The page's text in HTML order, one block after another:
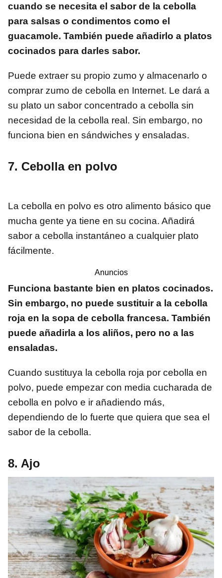
cuando se necesita el sabor de la cebolla
para salsas o condimentos como el
guacamole. También puede añadirlo a platos
cocinados para darles sabor.
Puede extraer su propio zumo y almacenarlo o
comprar zumo de cebolla en Internet. Le dará a
su plato un sabor concentrado a cebolla sin
necesidad de la cebolla real. Sin embargo, no
funciona bien en sándwiches y ensaladas.
7. Cebolla en polvo
La cebolla en polvo es otro alimento básico que
mucha gente ya tiene en su cocina. Añadirá
sabor a cebolla instantáneo a cualquier plato
fácilmente.
Anuncios
Funciona bastante bien en platos cocinados.
Sin embargo, no puede sustituir a la cebolla
roja en la sopa de cebolla francesa. También
puede añadirla a los aliños, pero no a las
ensaladas.
Cuando sustituya la cebolla roja por cebolla en
polvo, puede empezar con media cucharada de
cebolla en polvo e ir añadiendo más,
dependiendo de lo fuerte que quiera que sea el
sabor de la cebolla.
8. Ajo